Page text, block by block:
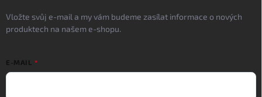
Vložte svůj e-mail a my vám budeme zasílat informace o nových
produktech na našem e-shopu.
E-MAIL